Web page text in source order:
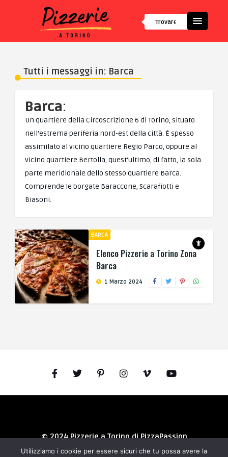
Tutti i messaggi in: Barca
Barca:
Un quartiere della Circoscrizione 6 di Torino, situato
nell’estrema periferia nord-est della città. È spesso
assimilato al vicino quartiere Regio Parco, oppure al
vicino quartiere Bertolla, quest’ultimo, di fatto, la sola
parte meridionale dello stesso quartiere Barca.
Comprende le borgate Baraccone, Scarafiotti e
Biasoni.
BARCA
Elenco Pizzerie a Torino Zona
Barca
1 Marzo 2024
© 2024 Pizzerie a Torino di PizzaPassion
Utilizziamo i cookie per essere sicuri che tu possa avere la